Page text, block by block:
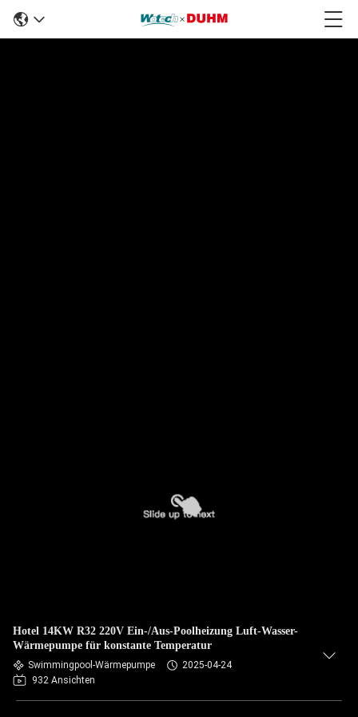
Hotel 14KW R32 220V Ein-/Aus-Poolheizung Luft-Wasser-
Wärmepumpe für konstante Temperatur
Swimmingpool-Wärmepumpe
2025-04-24
932 Ansichten